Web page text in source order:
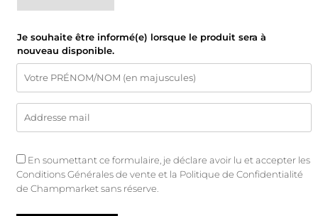
Je souhaite être informé(e) lorsque le produit sera à
nouveau disponible.
En soumettant ce formulaire, je déclare avoir lu et accepter les
Conditions Générales de vente et la Politique de Confidentialité
de Champmarket sans réserve.